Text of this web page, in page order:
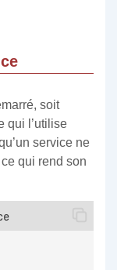
soit
qui l’utilise
service ne
qui rend son